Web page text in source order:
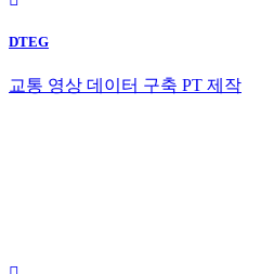
DTEG
교통 영상 데이터 구축 PT 제작